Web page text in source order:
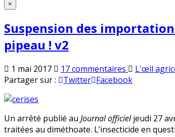
×
Suspension des
pipeau ! v2
1 mai 2017 17 commentaires sur
Suspension
de
cerises
Publié
L'œil
Partager sur :
Twitter Facebook
Un arrêté publié au Journal officieljeudi 27
traitées au diméthoate. L’insecticide en